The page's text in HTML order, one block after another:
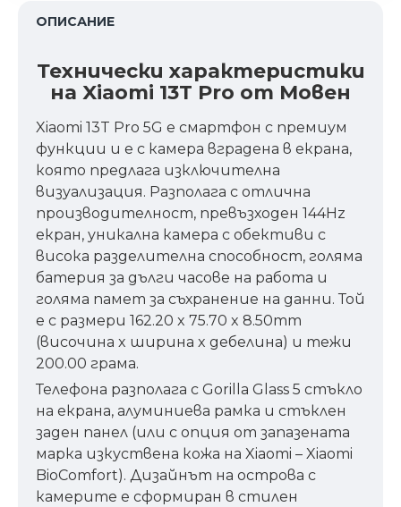
ОПИСАНИЕ
Технически характеристики
на Xiaomi 13T Pro от Мовен
Xiaomi 13T Pro 5G е смартфон с премиум
функции и е с камера вградена в екрана,
която предлага изключителна
визуализация. Разполага с отлична
производителност, превъзходен 144Hz
екран, уникална камера с обективи с
висока разделителна способност, голяма
батерия за дълги часове на работа и
голяма памет за съхранение на данни. Той
е с размери 162.20 x 75.70 x 8.50mm
(височина x ширина x дебелина) и тежи
200.00 грама.
Телефона разполага с Gorilla Glass 5 стъкло
на екрана, алуминиева рамка и стъклен
заден панел (или с опция от запазената
марка изкуствена кожа на Xiaomi – Xiaomi
BioComfort). Дизайнът на острова с
камерите е сформиран в стилен